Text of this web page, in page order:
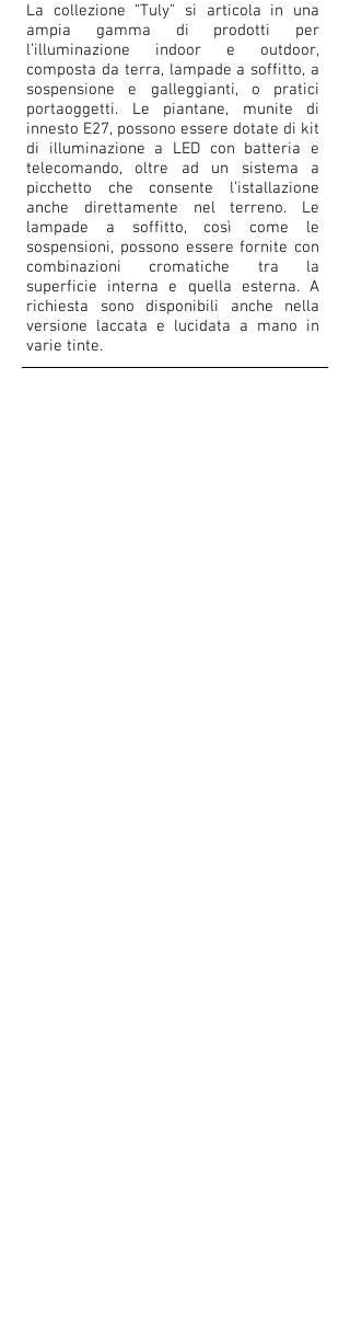
La collezione “Tuly” si articola in una
ampia gamma di prodotti per
l’illuminazione indoor e outdoor,
composta da terra, lampade a soffitto, a
sospensione e galleggianti, o pratici
portaoggetti. Le piantane, munite di
innesto E27, possono essere dotate di kit
di illuminazione a LED con batteria e
telecomando, oltre ad un sistema a
picchetto che consente l’istallazione
anche direttamente nel terreno. Le
lampade a soffitto, così come le
sospensioni, possono essere fornite con
combinazioni cromatiche tra la
superficie interna e quella esterna. A
richiesta sono disponibili anche nella
versione laccata e lucidata a mano in
varie tinte.